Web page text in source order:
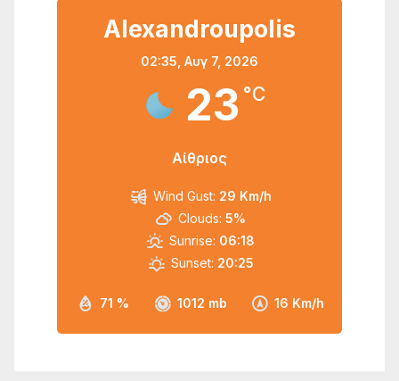
Alexandroupolis
02:35, Αυγ 7, 2026
23 °C
Αίθριος
71 % 1012 mb 16 Km/h
Wind Gust: 29 Km/h
Clouds: 5%
Sunrise: 06:18
Sunset: 20:25